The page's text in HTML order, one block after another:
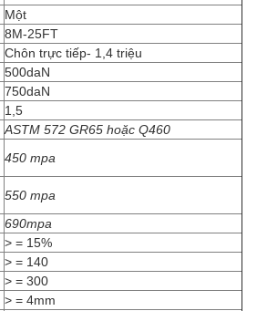
Một
8M-25FT
Chôn trực tiếp- 1,4 triệu
500daN
750daN
1,5
ASTM 572 GR65 hoặc Q460
450 mpa
550 mpa
690mpa
> = 15%
> = 140
> = 300
> = 4mm